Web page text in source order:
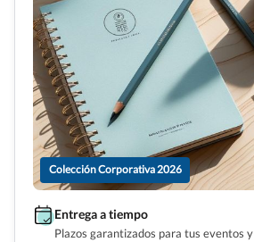
Colección Corporativa 2026
Entrega a tiempo
Plazos garantizados para tus eventos